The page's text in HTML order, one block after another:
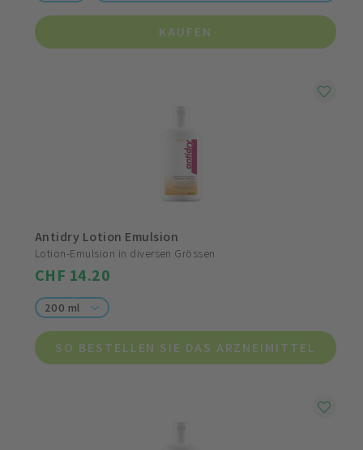
KAUFEN
Antidry Lotion Emulsion
Lotion-Emulsion in diversen Grössen
CHF 14.20
200 ml
SO BESTELLEN SIE DAS ARZNEIMITTEL